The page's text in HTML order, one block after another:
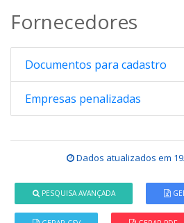
Fornecedores
Documentos para cadastro
Empresas penalizadas
Dados atualizados em
PESQUISA AVANÇADA